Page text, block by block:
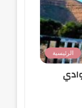
الرئيسية